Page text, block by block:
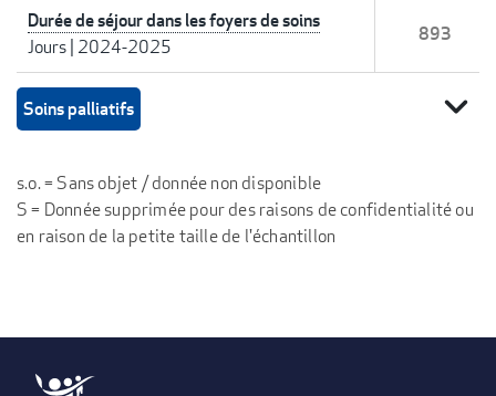
Durée de séjour dans les foyers de soins
Jours| 2024-2025
893
Soins palliatifs expand_more
s.o. = Sans objet / donnée non disponible
S = Donnée supprimée pour des raisons de confidentialité ou
en raison de la petite taille de l'échantillon